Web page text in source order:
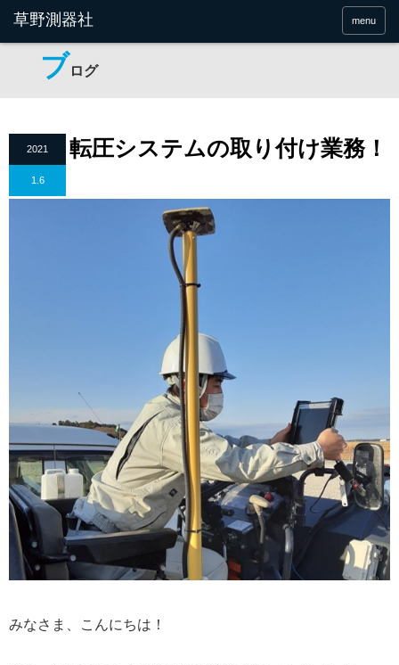
menu
ブログ
2021
1.6
転圧システムの取り付け業務！
みなさま、こんにちは！